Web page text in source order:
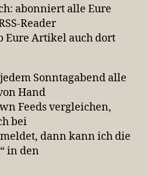
abonniert alle Eure
Reader
Eure Artikel auch dort
Sonntagabend alle
Hand
Feeds vergleichen,
bei
dann kann ich die
in den